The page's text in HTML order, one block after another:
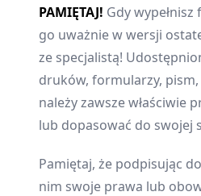
PAMIĘTAJ! Gdy
go uważnie w wersji
ze specjalistą!
druków, formularzy,
należy zawsze właściwie
lub dopasować do swojej
Pamiętaj, że podpisując
nim swoje prawa lub